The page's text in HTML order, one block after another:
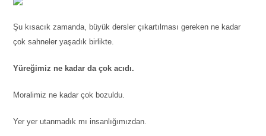
Şu kısacık zamanda, büyük dersler çıkartılması gereken ne kadar
çok sahneler yaşadık birlikte.
Yüreğimiz ne kadar da çok acıdı.
Moralimiz ne kadar çok bozuldu.
Yer yer utanmadık mı insanlığımızdan.